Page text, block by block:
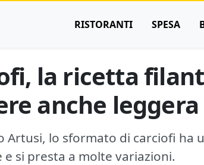
RISTORANTI SPESA
la ricetta
anche leggera
lo sformato di carciofi ha
e si presta a molte variazioni.